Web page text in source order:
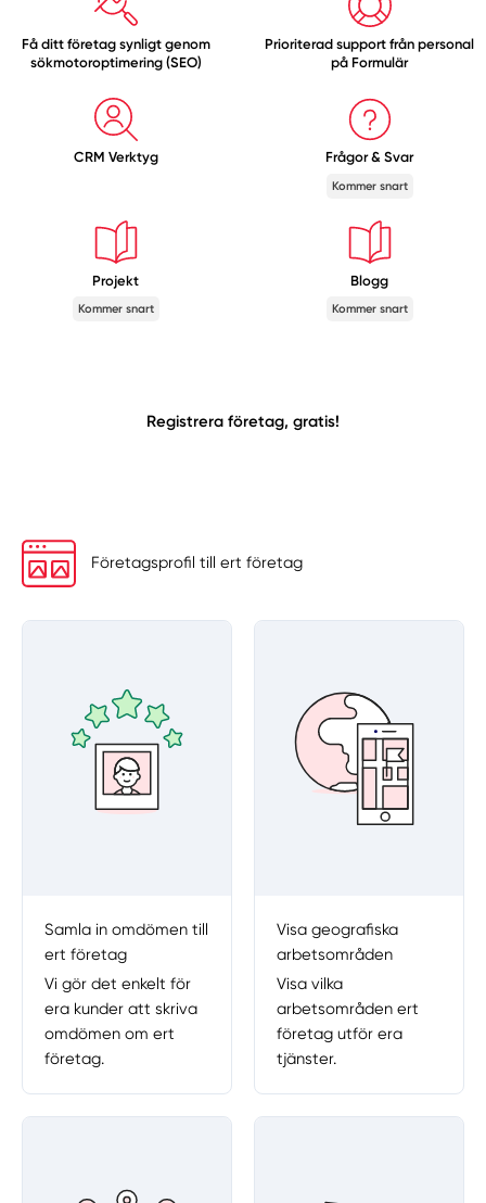
Få ditt företag synligt genom
sökmotoroptimering (SEO)
Prioriterad support från personal
på Formulär
CRM Verktyg Frågor & Svar
Kommer snart
Projekt
Kommer snart
Blogg
Kommer snart
Registrera företag, gratis!
Företagsprofil till ert företag
Samla in omdömen till
ert företag
Vi gör det enkelt för
era kunder att skriva
omdömen om ert
företag.
Visa geografiska
arbetsområden
Visa vilka
arbetsområden ert
företag utför era
tjänster.